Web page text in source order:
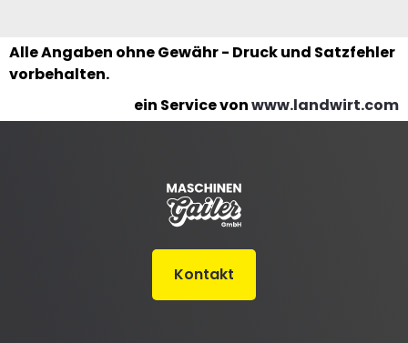
Alle Angaben ohne Gewähr - Druck und Satzfehler
vorbehalten.
ein Service vonwww.landwirt.com
Kontakt